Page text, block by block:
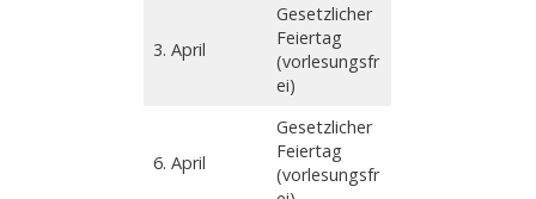
3. April
Gesetzlicher
Feiertag
(vorlesungsfr
ei)
6. April
Gesetzlicher
Feiertag
(vorlesungsfr